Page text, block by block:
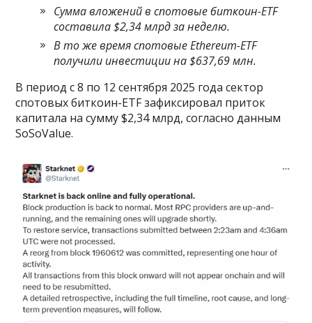
Сумма вложений в спотовые биткоин-ETF
составила $2,34 млрд за неделю.
В то же время спотовые Ethereum-ETF
получили инвестиции на $637,69 млн.
В период с 8 по 12 сентября 2025 года сектор
спотовых биткоин-ETF зафиксировал приток
капитала на сумму $2,34 млрд, согласно данным
SoSoValue.